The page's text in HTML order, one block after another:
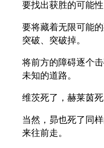
要找出获胜的可能性
要将藏着无限可能
突破、突破掉。
将前方的障碍逐个
未知的道路。
维茨死了，赫莱茵死
当然，昴也死了同
来往前走。